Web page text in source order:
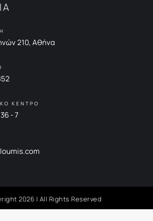
210, Αθήνα
ΚΕΝΤΡΟ
- 7
2026 | All Rights Reserved